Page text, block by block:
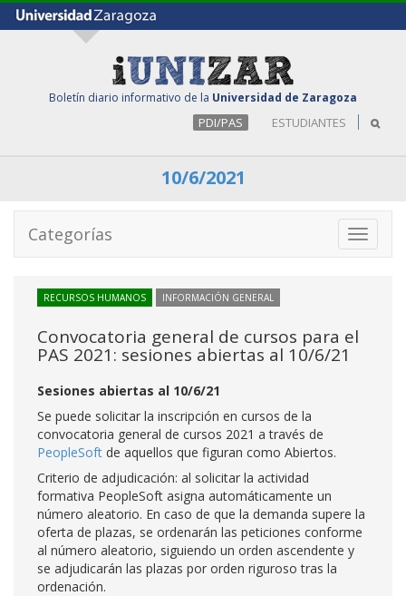
Boletín diario informativo de la Universidad de Zaragoza
PDI/PAS ESTUDIANTES
10/6/2021
Toggle
Categorías
RECURSOS HUMANOS INFORMACIÓN GENERAL
Convocatoria general de cursos para el
PAS 2021: sesiones abiertas al 10/6/21
Sesiones abiertas al 10/6/21
Se puede solicitar la inscripción en cursos de la
convocatoria general de cursos 2021 a través de
PeopleSoft de aquellos que figuran como Abiertos.
Criterio de adjudicación: al solicitar la actividad
formativa PeopleSoft asigna automáticamente un
número aleatorio. En caso de que la demanda supere la
oferta de plazas, se ordenarán las peticiones conforme
al número aleatorio, siguiendo un orden ascendente y
se adjudicarán las plazas por orden riguroso tras la
ordenación.